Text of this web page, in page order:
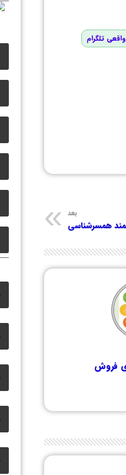
تلگرام
بعد
همسرشناسی
فروش